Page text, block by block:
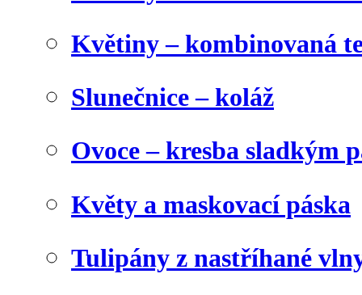
Květiny – kombinovaná
Slunečnice – koláž
Ovoce – kresba sladkým
Květy a maskovací páska
Tulipány z nastříhané